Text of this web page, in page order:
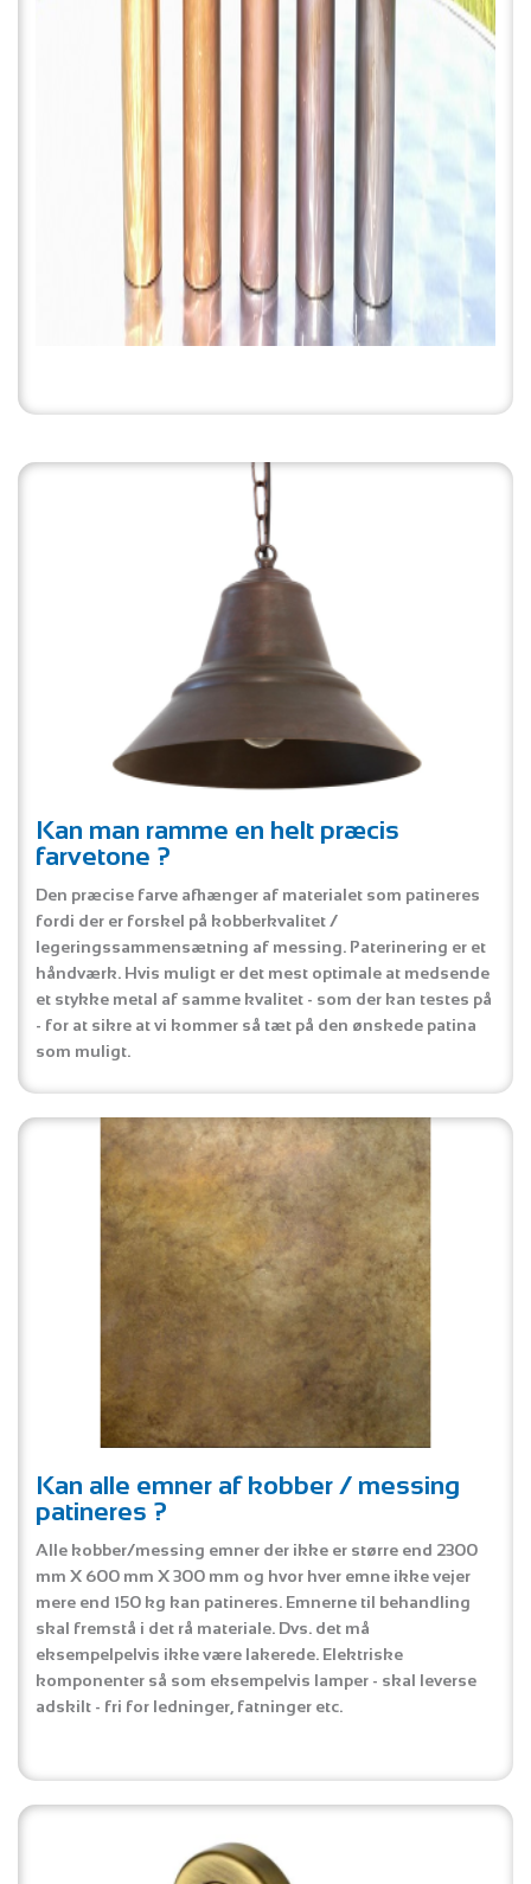
Kan man ramme en helt præcis
farvetone ?
Den præcise farve afhænger af materialet som patineres
fordi der er forskel på kobberkvalitet /
legeringssammensætning af messing. Paterinering er et
håndværk. Hvis muligt er det mest optimale at medsende
et stykke metal af samme kvalitet - som der kan testes på
- for at sikre at vi kommer så tæt på den ønskede patina
som muligt.
Kan alle emner af kobber / messing
patineres ?
Alle kobber/messing emner der ikke er større end 2300
mm X 600 mm X 300 mm og hvor hver emne ikke vejer
mere end 150 kg kan patineres. Emnerne til behandling
skal fremstå i det rå materiale. Dvs. det må
eksempelpelvis ikke være lakerede. Elektriske
komponenter så som eksempelvis lamper - skal leverse
adskilt - fri for ledninger, fatninger etc.